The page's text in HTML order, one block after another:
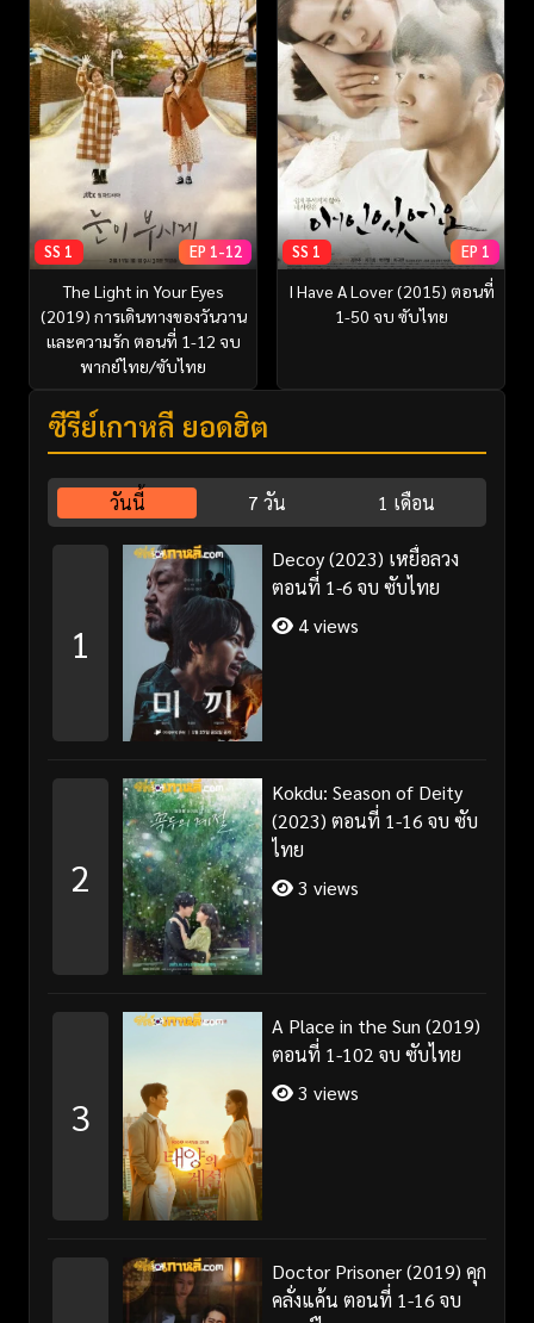
SS 1 EP 1-12
The Light in Your Eyes
(2019) การเดินทางของวันวาน
และความรัก ตอนที่ 1-12 จบ
พากย์ไทย/ซับไทย
SS 1 EP 1
I Have A Lover (2015) ตอนที่
1-50 จบ ซับไทย
ซีรี่ย์เกาหลี ยอดฮิต
วันนี้ 7 วัน 1 เดือน
1
Decoy (2023) เหยื่อลวง
ตอนที่ 1-6 จบ ซับไทย
4 views
2
Kokdu: Season of Deity
(2023) ตอนที่ 1-16 จบ ซับ
ไทย
3 views
3
A Place in the Sun (2019)
ตอนที่ 1-102 จบ ซับไทย
3 views
Doctor Prisoner (2019) คุก
คลั่งแค้น ตอนที่ 1-16 จบ